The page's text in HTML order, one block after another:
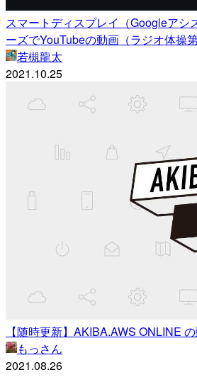
スマートディスプレイ（Googleアシ
ーズでYouTubeの動画（ラジオ体操
若槻龍太
2021.10.25
【随時更新】AKIBA.AWS ONLINE
もっさん
2021.08.26